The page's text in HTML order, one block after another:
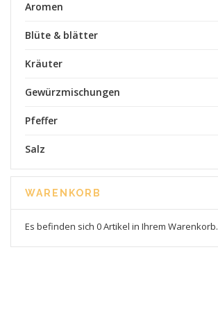
Aromen
Blüte & blätter
Kräuter
Gewürzmischungen
Pfeffer
Salz
WARENKORB
Es befinden sich 0 Artikel in Ihrem Warenkorb.